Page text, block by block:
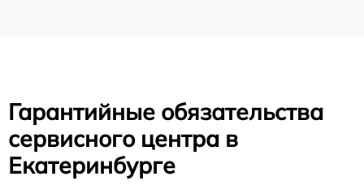
Гарантийные обязательства
сервисного центра в
Екатеринбурге